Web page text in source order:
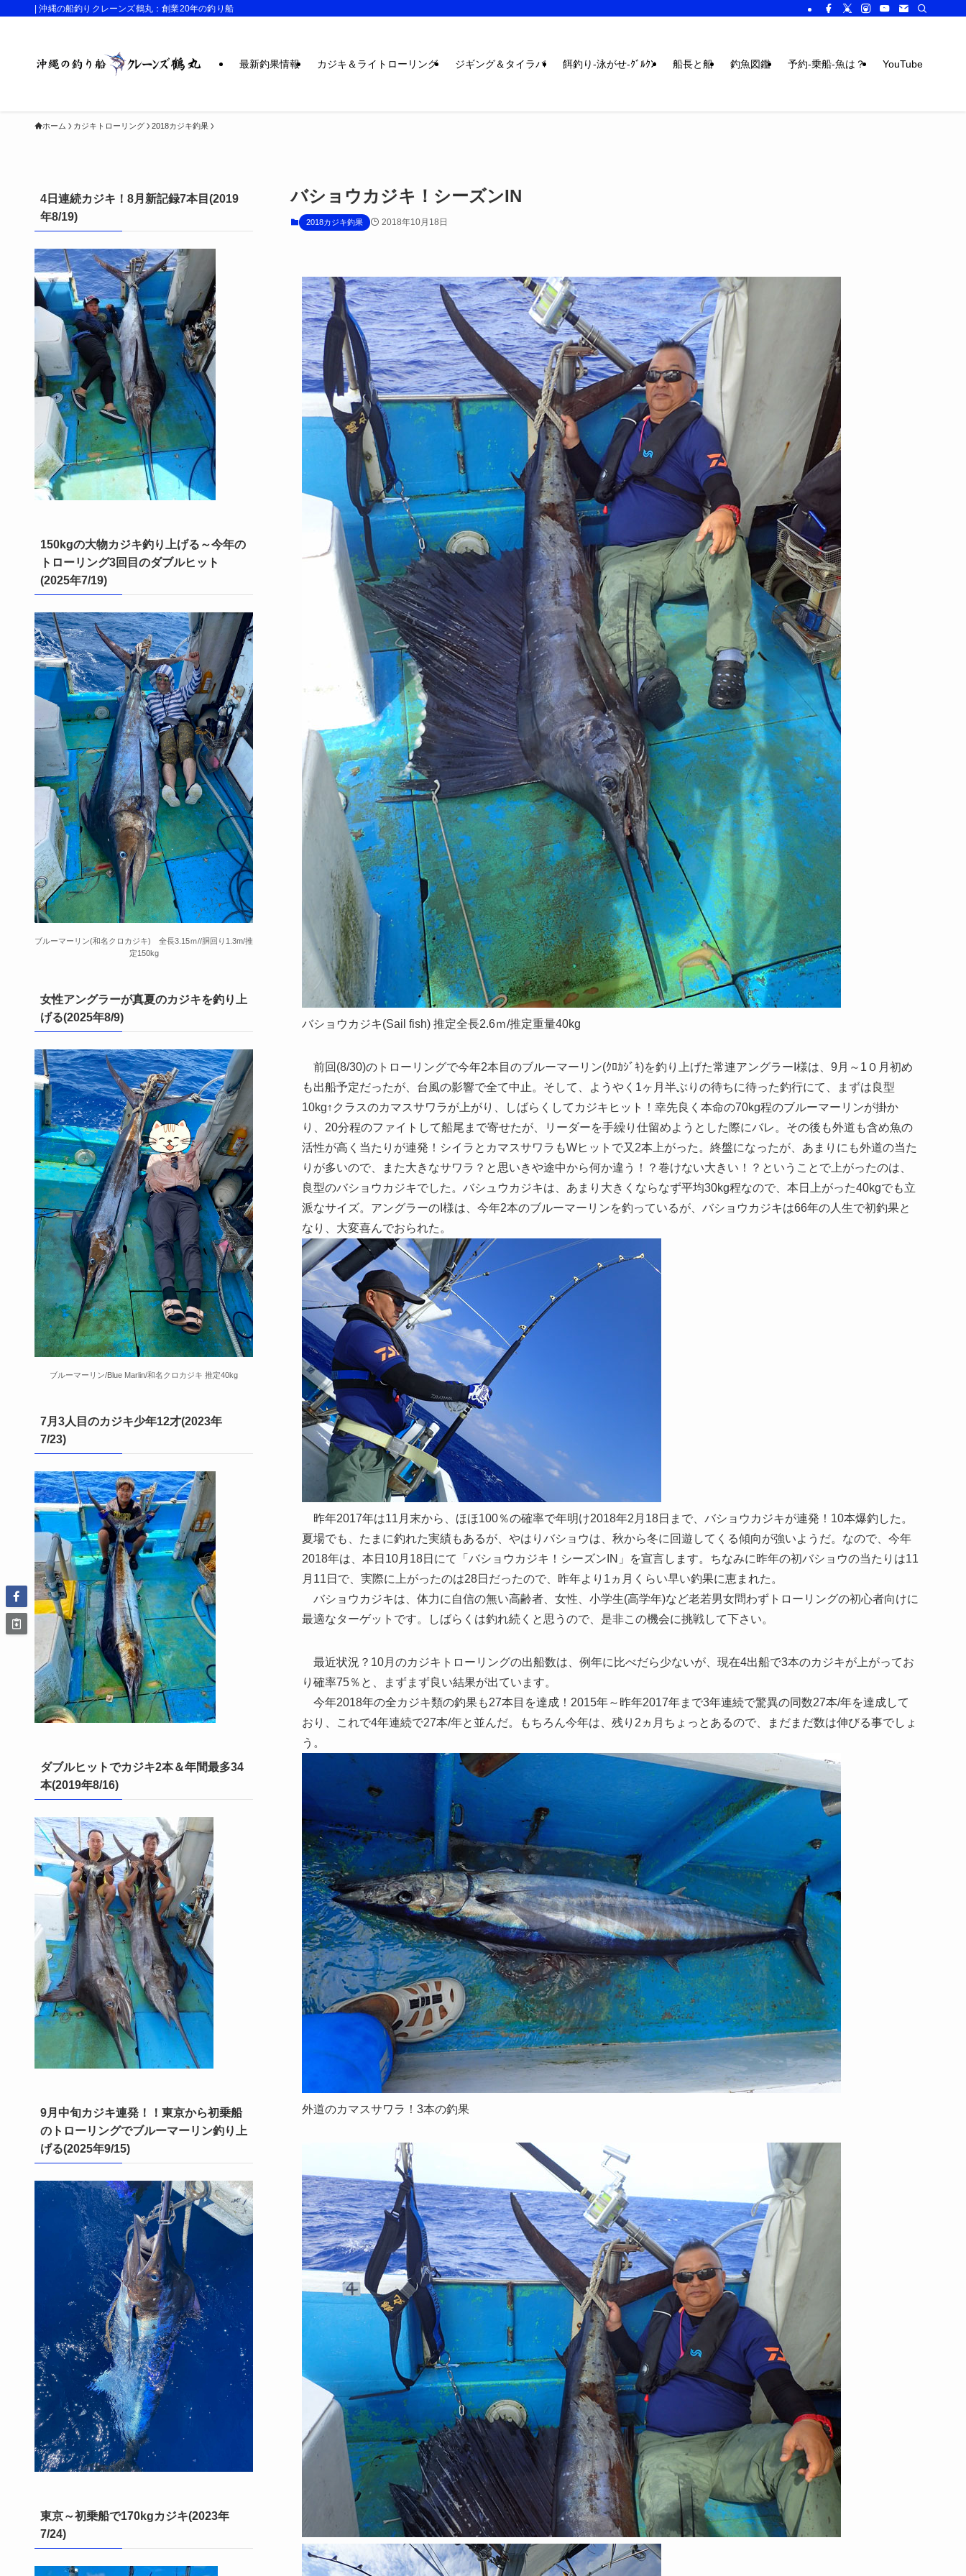
| 沖縄の船釣りクレーンズ鶴丸：創業20年の釣り船
最新釣果情報 カジキ＆ライトローリング ジギング＆タイラバ 餌釣り-泳がせ-ｸﾞﾙｸﾝ 船長と船 釣魚図鑑 予約-乗船-魚は？ YouTube
ホーム カジキトローリング 2018カジキ釣果
バショウカジキ！シーズンIN
2018カジキ釣果 2018年10月18日
バショウカジキ(Sail fish) 推定全長2.6ｍ/推定重量40kg
前回(8/30)のトローリングで今年2本目のブルーマーリン(ｸﾛｶｼﾞｷ)を釣り上げた常連アングラーI様は、9月～1０月初め
も出船予定だったが、台風の影響で全て中止。そして、ようやく1ヶ月半ぶりの待ちに待った釣行にて、まずは良型
10kg↑クラスのカマスサワラが上がり、しばらくしてカジキヒット！幸先良く本命の70kg程のブルーマーリンが掛か
り、20分程のファイトして船尾まで寄せたが、リーダーを手繰り仕留めようとした際にバレ。その後も外道も含め魚の
活性が高く当たりが連発！シイラとカマスサワラもWヒットで又2本上がった。終盤になったが、あまりにも外道の当た
りが多いので、また大きなサワラ？と思いきや途中から何か違う！？巻けない大きい！？ということで上がったのは、
良型のバショウカジキでした。バシュウカジキは、あまり大きくならなず平均30kg程なので、本日上がった40kgでも立
派なサイズ。アングラーのI様は、今年2本のブルーマーリンを釣っているが、バショウカジキは66年の人生で初釣果と
なり、大変喜んでおられた。
昨年2017年は11月末から、ほほ100％の確率で年明け2018年2月18日まで、バショウカジキが連発！10本爆釣した。
夏場でも、たまに釣れた実績もあるが、やはりバショウは、秋から冬に回遊してくる傾向が強いようだ。なので、今年
2018年は、本日10月18日にて「バショウカジキ！シーズンIN」を宣言します。ちなみに昨年の初バショウの当たりは11
月11日で、実際に上がったのは28日だったので、昨年より1ヵ月くらい早い釣果に恵まれた。
バショウカジキは、体力に自信の無い高齢者、女性、小学生(高学年)など老若男女問わずトローリングの初心者向けに
最適なターゲットです。しばらくは釣れ続くと思うので、是非この機会に挑戦して下さい。
最近状況？10月のカジキトローリングの出船数は、例年に比べだら少ないが、現在4出船で3本のカジキが上がってお
り確率75％と、まずまず良い結果が出ています。
今年2018年の全カジキ類の釣果も27本目を達成！2015年～昨年2017年まで3年連続で驚異の同数27本/年を達成して
おり、これで4年連続で27本/年と並んだ。もちろん今年は、残り2ヵ月ちょっとあるので、まだまだ数は伸びる事でしょ
う。
外道のカマスサワラ！3本の釣果
4日連続カジキ！8月新記録7本目(2019
年8/19)
150kgの大物カジキ釣り上げる～今年の
トローリング3回目のダブルヒット
(2025年7/19)
ブルーマーリン(和名クロカジキ) 全長3.15ｍ//胴回り1.3m/推
定150kg
女性アングラーが真夏のカジキを釣り上
げる(2025年8/9)
ブルーマーリン/Blue Marlin/和名クロカジキ 推定40kg
7月3人目のカジキ少年12才(2023年
7/23)
ダブルヒットでカジキ2本＆年間最多34
本(2019年8/16)
9月中旬カジキ連発！！東京から初乗船
のトローリングでブルーマーリン釣り上
げる(2025年9/15)
東京～初乗船で170kgカジキ(2023年
7/24)